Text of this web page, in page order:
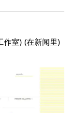
作室) (在新闻里)